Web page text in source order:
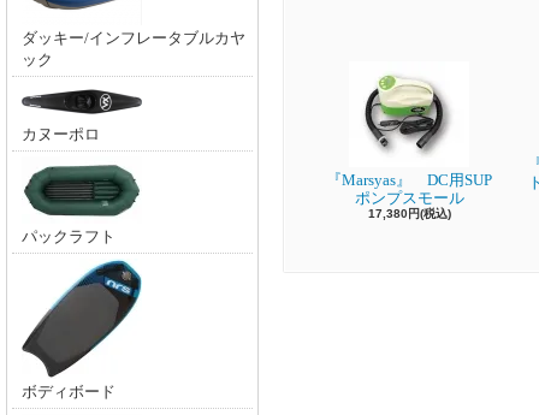
ダッキー/インフレータブルカヤ
ック
カヌーポロ
パックラフト
ボディボード
『Marsyas』 DC用SUP
ポンプスモール
17,380円(税込)